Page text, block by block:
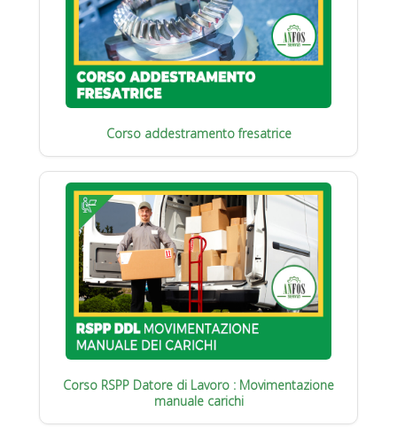
Corso addestramento fresatrice
Corso RSPP Datore di Lavoro : Movimentazione
manuale carichi